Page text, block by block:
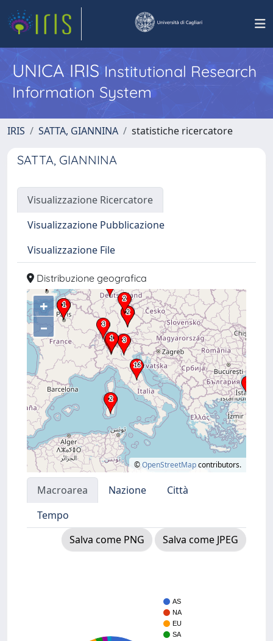
UNICA IRISInstitutional Research
Information System
IRIS SATTA, GIANNINA statistiche ricercatore
SATTA, GIANNINA
Visualizzazione Ricercatore
Visualizzazione Pubblicazione
Visualizzazione File
Distribuzione geografica
+
–
©OpenStreetMapcontributors.
Macroarea Nazione
Città
Tempo
Salva come PNG
Salva come JPEG
AS
NA
EU
SA